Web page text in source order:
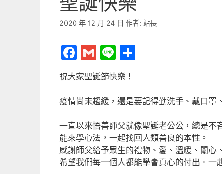
2020 年 12 月 24 日 作者: 站長
F
a
c
e
o
o
k
G
m
ai
l
Li
n
e
祝大家聖誕節快樂！
疫情尚未趨緩，還是要記得勤洗手、戴口罩
一直以來悟善師父就像聖誕老公公，總是不
能來學心法，一起找回人類善良的本性。
感謝師父給予眾生的禮物、愛、溫暖、關心
希望我們每一個人都能學會真心的付出。一